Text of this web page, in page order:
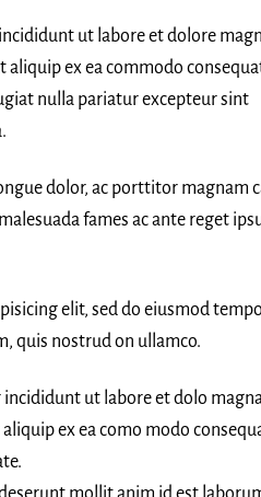
ut labore et dolore
ex ea commodo
nulla pariatur excepteur sint
dolor, ac porttitor magnam
fames ac ante reget
elit, sed do eiusmod
quis nostrud on ullamco.
ut labore et dolo
ex ea como modo